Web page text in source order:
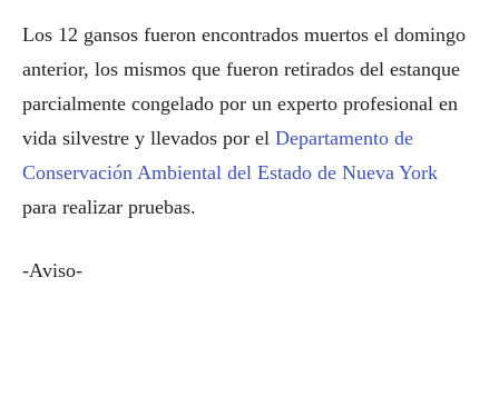
Los 12 gansos fueron encontrados muertos el domingo
anterior, los mismos que fueron retirados del estanque
parcialmente congelado por un experto profesional en
vida silvestre y llevados por el Departamento de
Conservación Ambiental del Estado de Nueva York
para realizar pruebas.
-Aviso-